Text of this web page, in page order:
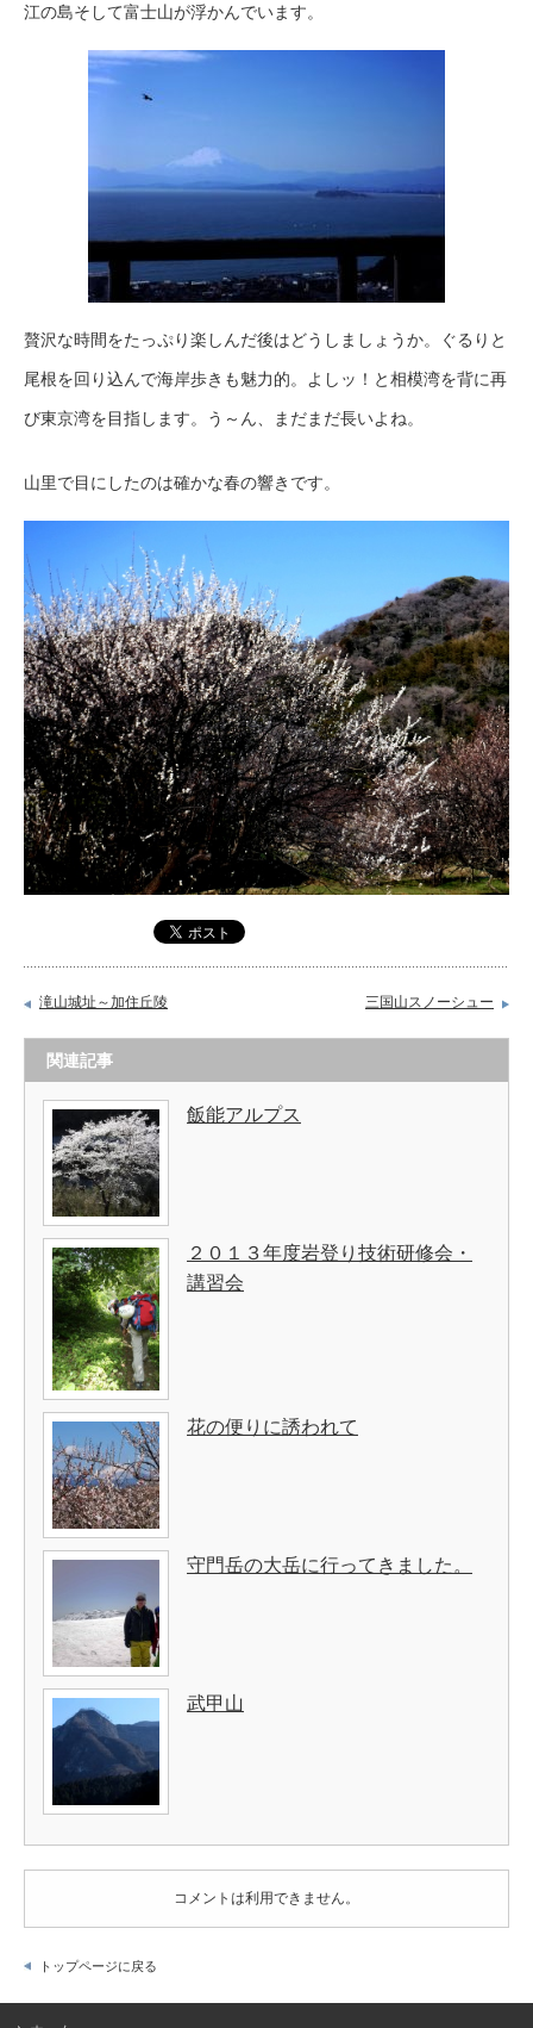
江の島そして富士山が浮かんでいます。
贅沢な時間をたっぷり楽しんだ後はどうしましょうか。ぐるりと
尾根を回り込んで海岸歩きも魅力的。よしッ！と相模湾を背に再
び東京湾を目指します。う～ん、まだまだ長いよね。
山里で目にしたのは確かな春の響きです。
滝山城址～加住丘陵 三国山スノーシュー
関連記事
飯能アルプス
２０１３年度岩登り技術研修会・
講習会
花の便りに誘われて
守門岳の大岳に行ってきました。
武甲山
コメントは利用できません。
トップページに戻る